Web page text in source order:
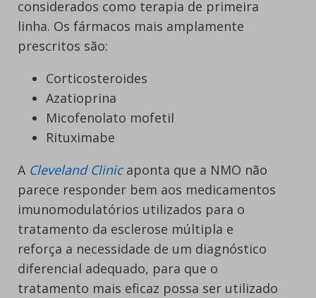
considerados como terapia de primeira
linha. Os fármacos mais amplamente
prescritos são:
Corticosteroides
Azatioprina
Micofenolato mofetil
Rituximabe
A Cleveland Clinicaponta que a NMO não
parece responder bem aos medicamentos
imunomodulatórios utilizados para o
tratamento da esclerose múltipla e
reforça a necessidade de um diagnóstico
diferencial adequado, para que o
tratamento mais eficaz possa ser utilizado